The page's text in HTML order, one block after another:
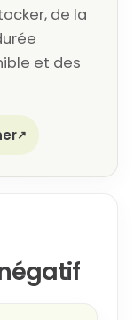
de la
et des